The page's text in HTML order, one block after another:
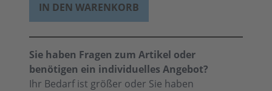
IN DEN WARENKORB
Sie haben Fragen zum Artikel oder
benötigen ein individuelles Angebot?
Ihr Bedarf ist größer oder Sie haben